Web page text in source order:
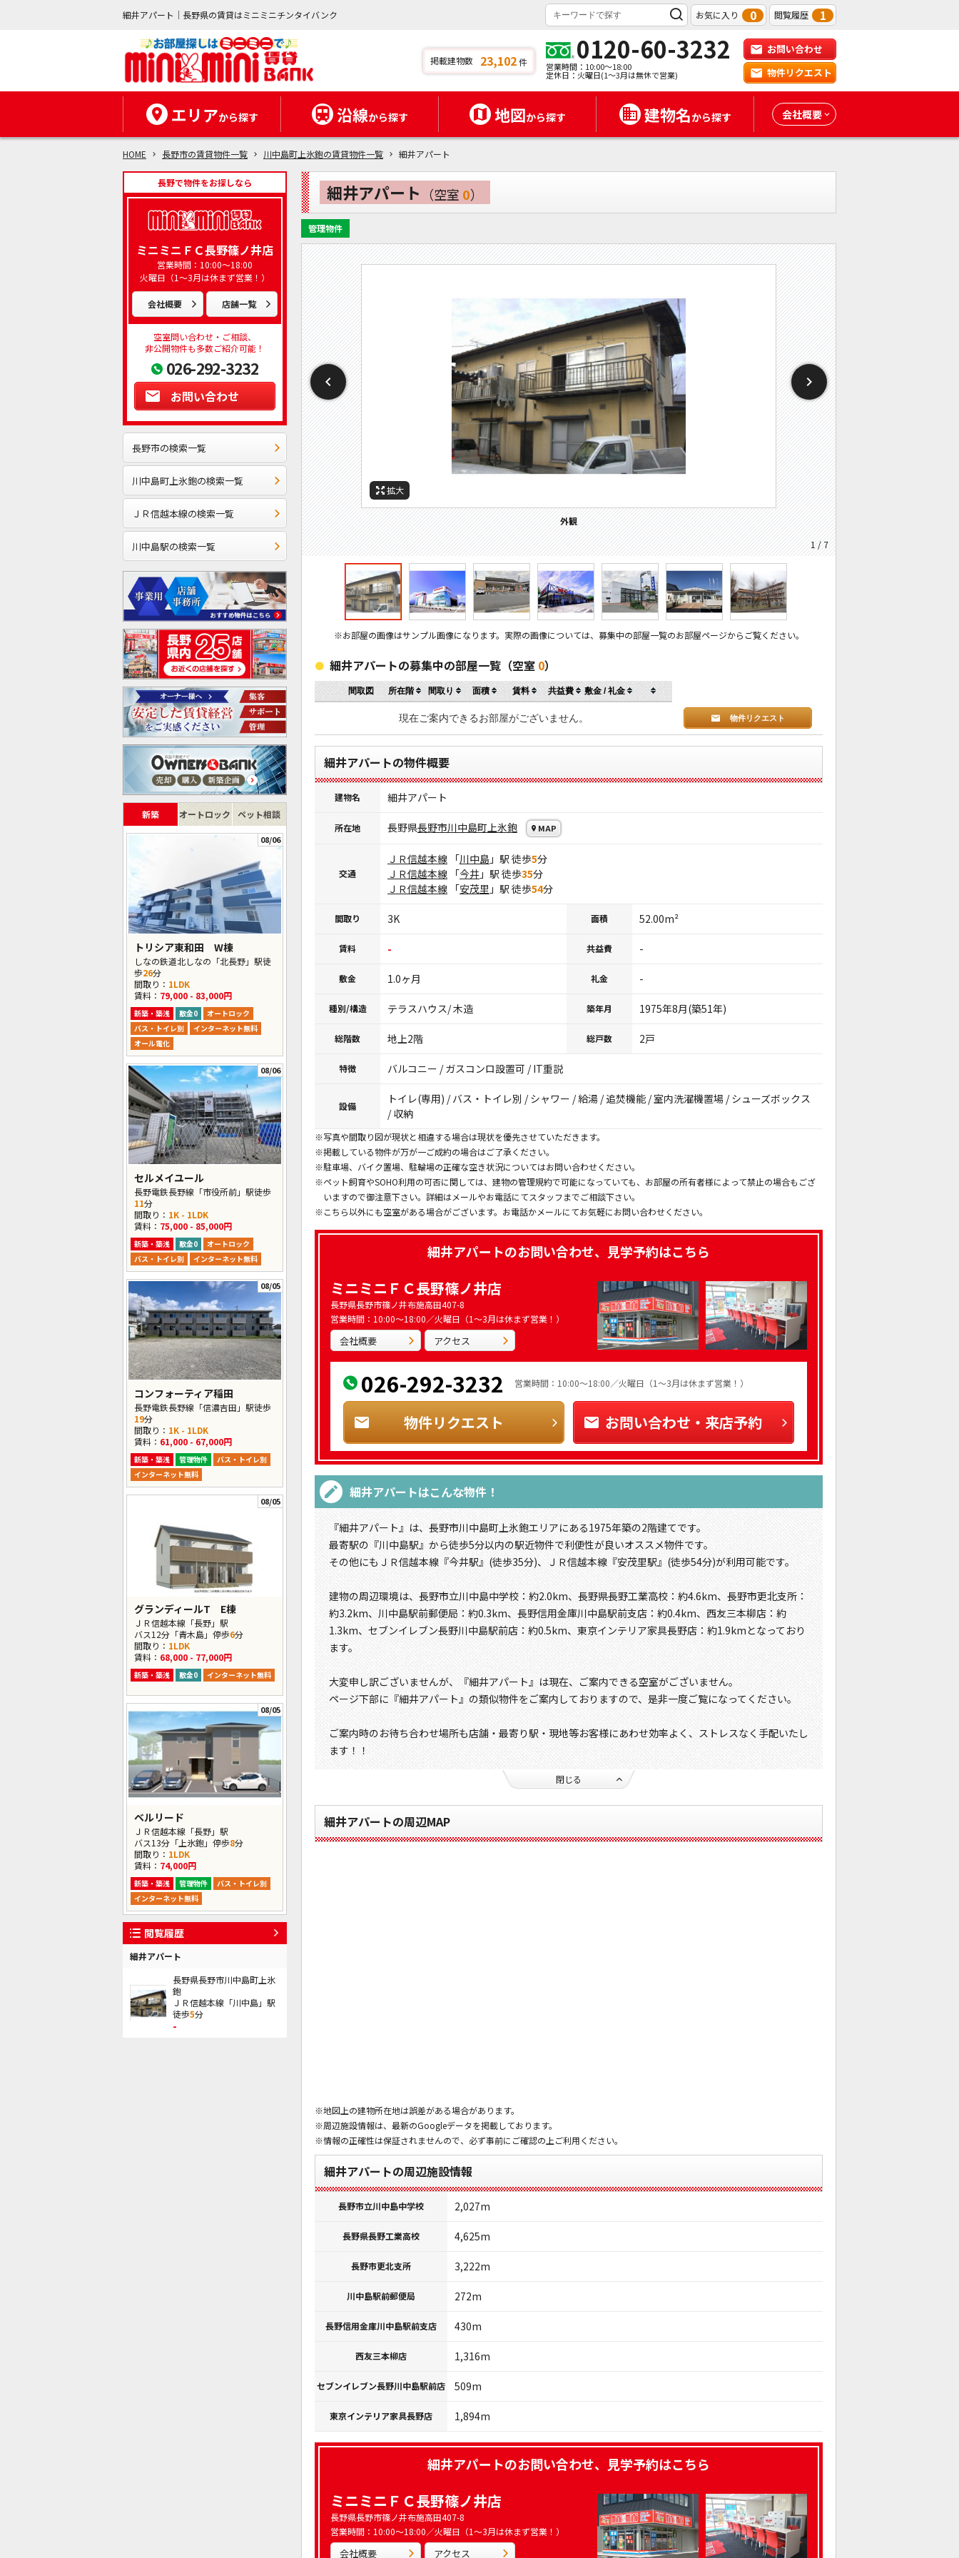
細井アパート｜長野県の賃貸はミニミニチンタイバンク お気に入り 0 閲覧履歴 1
掲載建物数 23,102件 0120-60-3232
営業時間：10:00～18:00
定休日：火曜日(1～3月は無休で営業)
お問い合わせ
物件リクエスト
エリアから探す 沿線から探す 地図から探す 建物名から探す 会社概要
HOME 長野市の賃貸物件一覧 川中島町上氷鉋の賃貸物件一覧 細井アパート
長野で物件をお探しなら
ミニミニＦＣ長野篠ノ井店
営業時間：10:00～18:00
火曜日（1～3月は休まず営業！）
会社概要 店舗一覧
空室問い合わせ・ご相談、
非公開物件も多数ご紹介可能！
026-292-3232
お問い合わせ
長野市の検索一覧
川中島町上氷鉋の検索一覧
ＪＲ信越本線の検索一覧
川中島駅の検索一覧
新築 オートロック ペット相談
08/06
トリシア東和田 W棟
しなの鉄道北しなの「北長野」駅徒
歩26分
間取り： 1LDK
賃料： 79,000 - 83,000円
新築・築浅 敷金0
オートロック
バス・トイレ別
インターネット無料
オール電化
08/06
セルメイユール
長野電鉄長野線「市役所前」駅徒歩
11分
間取り： 1K - 1LDK
賃料： 75,000 - 85,000円
新築・築浅 敷金0
オートロック
バス・トイレ別
インターネット無料
08/05
コンフォーティア稲田
長野電鉄長野線「信濃吉田」駅徒歩
19分
間取り： 1K - 1LDK
賃料： 61,000 - 67,000円
新築・築浅 管理物件
バス・トイレ別
インターネット無料
08/05
グランディールT E棟
ＪＲ信越本線「長野」駅
バス12分「青木島」停歩6分
間取り： 1LDK
賃料： 68,000 - 77,000円
新築・築浅 敷金0 インターネット無料
08/05
ベルリード
ＪＲ信越本線「長野」駅
バス13分「上氷鉋」停歩8分
間取り： 1LDK
賃料： 74,000円
新築・築浅 管理物件
バス・トイレ別
インターネット無料
閲覧履歴
細井アパート
長野県長野市川中島町上氷
鉋
ＪＲ信越本線「川中島」駅
徒歩5分
-
細井アパート （空室 0）
管理物件
拡大
外観
1 / 7
拡大
周辺施設：ホームセンター
拡大
周辺施設：コンビニ
拡大
周辺施設：スーパー
拡大
周辺施設：銀行
拡大
周辺施設：役所
拡大
周辺施設：中学校
※お部屋の画像はサンプル画像になります。実際の画像については、募集中の部屋一覧のお部屋ページからご覧ください。
細井アパートの募集中の部屋一覧（空室 0）
間取図 所在階 間取り 面積 賃料 共益費 敷金 / 礼金
現在ご案内できるお部屋がございません。 物件リクエスト
細井アパートの物件概要
建物名 細井アパート
所在地 長野県長野市川中島町上氷鉋 MAP
交通
ＪＲ信越本線 「川中島 」駅 徒歩5分
ＪＲ信越本線 「今井 」駅 徒歩35分
ＪＲ信越本線 「安茂里 」駅 徒歩54分
間取り 3K 面積 52.00m²
賃料 - 共益費 -
敷金 1.0ヶ月 礼金 -
種別/構造 テラスハウス/ 木造 築年月 1975年8月(築51年)
総階数 地上2階 総戸数 2戸
特徴 バルコニー / ガスコンロ設置可 / IT重説
設備
トイレ(専用) / バス・トイレ別 / シャワー / 給湯 / 追焚機能 / 室内洗濯機置場 / シューズボックス
/ 収納
※写真や間取り図が現状と相違する場合は現状を優先させていただきます。
※掲載している物件が万が一ご成約の場合はご了承ください。
※駐車場、バイク置場、駐輪場の正確な空き状況についてはお問い合わせください。
※ペット飼育やSOHO利用の可否に関しては、建物の管理規約で可能になっていても、お部屋の所有者様によって禁止の場合もござ
いますので御注意下さい。詳細はメールやお電話にてスタッフまでご相談下さい。
※こちら以外にも空室がある場合がございます。お電話かメールにてお気軽にお問い合わせください。
細井アパートのお問い合わせ、見学予約はこちら
ミニミニＦＣ長野篠ノ井店
長野県長野市篠ノ井布施高田407-8
営業時間：10:00～18:00／火曜日（1～3月は休まず営業！）
会社概要 アクセス
026-292-3232 営業時間：10:00～18:00／火曜日（1～3月は休まず営業！）
物件リクエスト お問い合わせ・来店予約
細井アパートはこんな物件！
『細井アパート』は、長野市川中島町上氷鉋エリアにある1975年築の2階建てです。
最寄駅の『川中島駅』から徒歩5分以内の駅近物件で利便性が良いオススメ物件です。
その他にもＪＲ信越本線『今井駅』(徒歩35分)、ＪＲ信越本線『安茂里駅』(徒歩54分)が利用可能です。
建物の周辺環境は、長野市立川中島中学校：約2.0km、長野県長野工業高校：約4.6km、長野市更北支所：
約3.2km、川中島駅前郵便局：約0.3km、長野信用金庫川中島駅前支店：約0.4km、西友三本柳店：約
1.3km、セブンイレブン長野川中島駅前店：約0.5km、東京インテリア家具長野店：約1.9kmとなっており
ます。
大変申し訳ございませんが、『細井アパート』は現在、ご案内できる空室がございません。
ページ下部に『細井アパート』の類似物件をご案内しておりますので、是非一度ご覧になってください。
ご案内時のお待ち合わせ場所も店舗・最寄り駅・現地等お客様にあわせ効率よく、ストレスなく手配いたし
ます！！
閉じる
細井アパートの周辺MAP
※地図上の建物所在地は誤差がある場合があります。
※周辺施設情報は、最新のGoogleデータを掲載しております。
※情報の正確性は保証されませんので、必ず事前にご確認の上ご利用ください。
細井アパートの周辺施設情報
長野市立川中島中学校 2,027m
長野県長野工業高校 4,625m
長野市更北支所 3,222m
川中島駅前郵便局 272m
長野信用金庫川中島駅前支店 430m
西友三本柳店 1,316m
セブンイレブン長野川中島駅前店 509m
東京インテリア家具長野店 1,894m
細井アパートのお問い合わせ、見学予約はこちら
ミニミニＦＣ長野篠ノ井店
長野県長野市篠ノ井布施高田407-8
営業時間：10:00～18:00／火曜日（1～3月は休まず営業！）
会社概要 アクセス